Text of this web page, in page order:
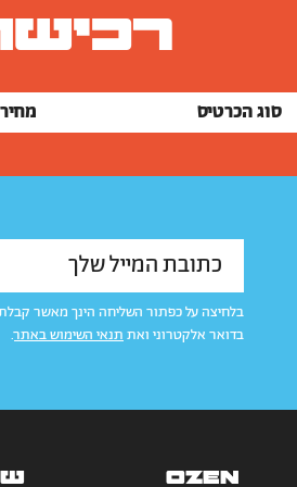
סוג הכרטיס מחיר
בלחיצה על כפתור השליחה הינך מאשר
בדואר אלקטרוני ואתתנאי השימוש באתר.
OZEN